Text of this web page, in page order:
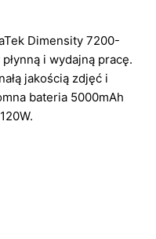
Dimensity 7200-
i wydajną pracę.
jakością zdjęć i
bateria 5000mAh